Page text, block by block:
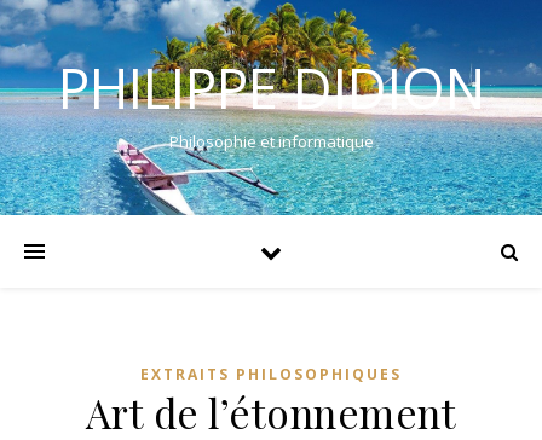
PHILIPPE DIDION
Philosophie et informatique
EXTRAITS PHILOSOPHIQUES
Art de l’étonnement